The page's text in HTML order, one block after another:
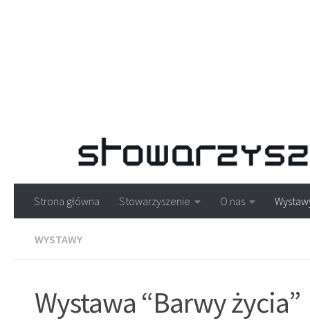
Strona główna Stowarzyszenie O nas
WYSTAWY
Wystawa “Barwy życia”